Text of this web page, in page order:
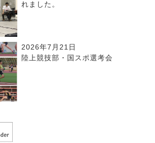
れました。
2026年7月21日
陸上競技部・国スポ選考会